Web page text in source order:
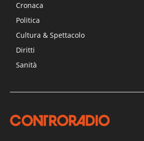
Cronaca
Politica
Cultura & Spettacolo
Diritti
Sanità